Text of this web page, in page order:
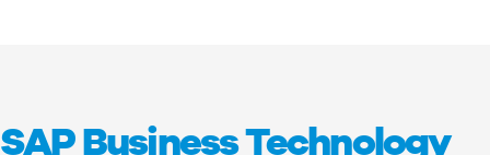
SAP Business Technology